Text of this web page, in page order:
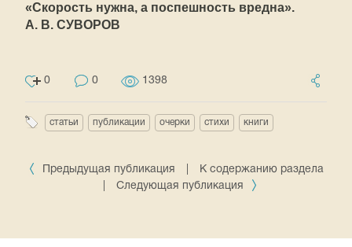
«Скорость нужна, а поспешность вредна».
А. В. СУВОРОВ
0 0 1398
статьи публикации очерки стихи книги
Предыдущая публикация
К содержанию раздела
Следующая публикация